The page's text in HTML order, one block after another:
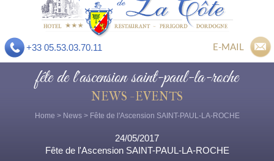
+33 05.53.03.70.11 E-MAIL
fête de l'ascension saint-paul-la-roche
NEWS - EVENTS
Home > News> Fête de l'Ascension SAINT-PAUL-LA-ROCHE
24/05/2017
Fête de l'Ascension SAINT-PAUL-LA-ROCHE